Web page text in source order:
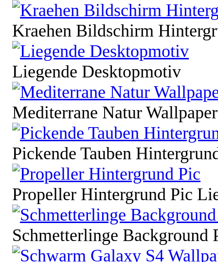
Kraehen Bildschirm
Liegende Desktopmotiv
Mediterrane Natur
Pickende Tauben
Propeller Hintergrund Pic
Schmetterlinge Background